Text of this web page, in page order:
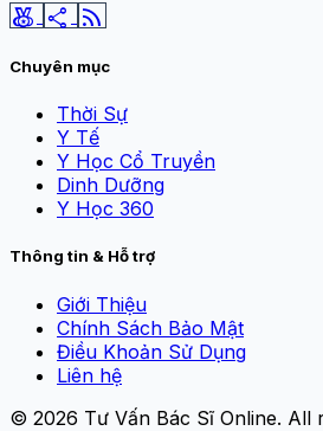
social_leaderboard share rss_feed
Chuyên mục
Thời Sự
Y Tế
Y Học Cổ Truyền
Dinh Dưỡng
Y Học 360
Thông tin & Hỗ trợ
Giới Thiệu
Chính Sách Bảo Mật
Điều Khoản Sử Dụng
Liên hệ
© 2026 Tư Vấn Bác Sĩ Online. All